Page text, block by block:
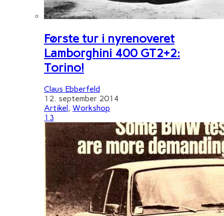
Første tur i nyrenoveret
Lamborghini 400 GT2+2:
Torino!
Claus Ebberfeld
12. september 2014
Artikel , Workshop
13